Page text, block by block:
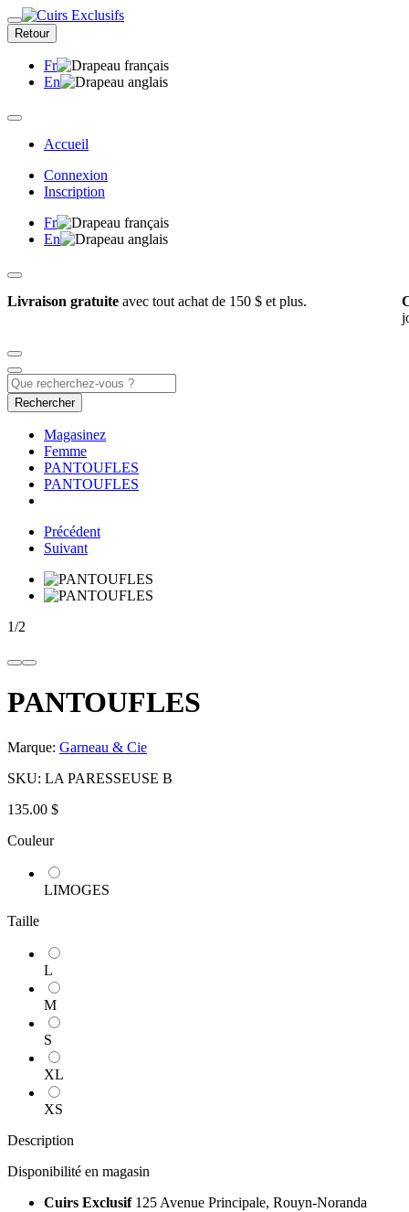
Retour
Fr
En
Accueil
Connexion
Inscription
Fr
En
Livraison gratuite avec tout achat de 150 $ et plus.
Rechercher
Magasinez
Femme
PANTOUFLES
PANTOUFLES
Précédent
Suivant
1/2
PANTOUFLES
Marque: Garneau & Cie
SKU: LA PARESSEUSE B
135.00 $
Couleur
LIMOGES
Taille
L
M
S
XL
XS
Description
Disponibilité en magasin
Cuirs Exclusif 125 Avenue Principale, Rouyn-Noranda